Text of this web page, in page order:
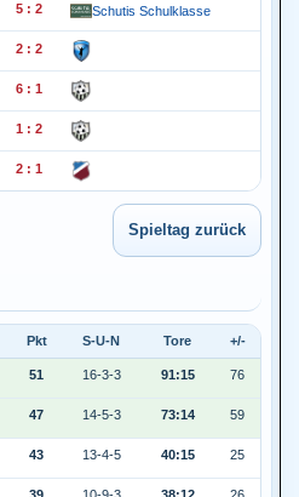
5 : 2 Schutis Schulklasse
2 : 2
6 : 1
1 : 2
2 : 1
Pkt S-U-N Tore +/-
51 16-3-3 91:15 76
47 14-5-3 73:14 59
43 13-4-5 40:15 25